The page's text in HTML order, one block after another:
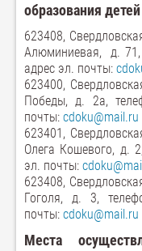
образования
623408,
Алюминиевая, д. 71,
адрес эл. почты:
623400,
Победы, д. 2а,
почты: cdoku@mail.ru
623401,
Олега Кошевого, д. 2
эл. почты:
623408,
Гоголя, д. 3,
почты: cdoku@mail.ru
Места